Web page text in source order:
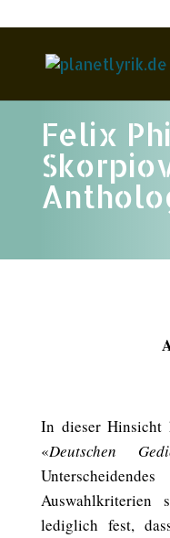
Felix
In dieser Hinsicht
«Deutschen
lediglich fest,